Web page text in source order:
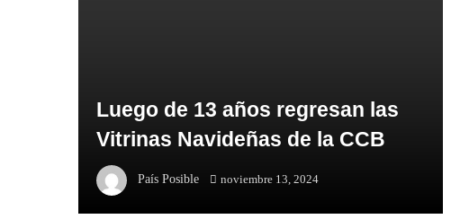
Luego de 13 años regresan las
Vitrinas Navideñas de la CCB
País Posible noviembre 13, 2024